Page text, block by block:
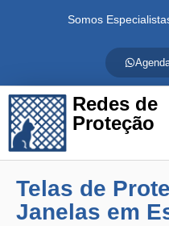
Somos
Redes de
Proteção
Telas de
Janelas em